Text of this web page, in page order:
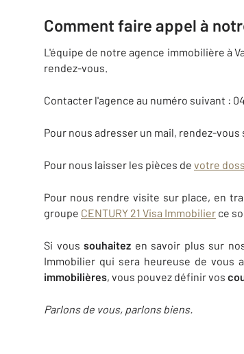
Comment faire appel à
L'équipe de notre agence immobilière à
rendez-vous.
Contacter l'agence au numéro suivant :
Pour nous adresser un mail, rendez-vous
Pour nous laisser les pièces de votre
Pour nous rendre visite sur place, en
groupe CENTURY 21 Visa Immobilier ce
Si voussouhaitez en savoir plus sur
Immobilier qui sera heureuse de vous
immobilières, vous pouvez définir vos
Parlons de vous, parlons biens.